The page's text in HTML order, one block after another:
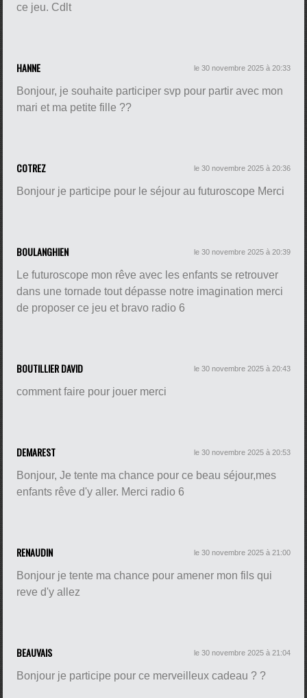
ce jeu. Cdlt
HANNE le 30 novembre 2025 à 20:33
Bonjour, je souhaite participer svp pour partir avec mon
mari et ma petite fille ??
COTREZ le 30 novembre 2025 à 20:36
Bonjour je participe pour le séjour au futuroscope Merci
BOULANGHIEN le 30 novembre 2025 à 20:39
Le futuroscope mon rêve avec les enfants se retrouver
dans une tornade tout dépasse notre imagination merci
de proposer ce jeu et bravo radio 6
BOUTILLIER DAVID le 30 novembre 2025 à 20:43
comment faire pour jouer merci
DEMAREST le 30 novembre 2025 à 20:53
Bonjour, Je tente ma chance pour ce beau séjour,mes
enfants rêve d'y aller. Merci radio 6
RENAUDIN le 30 novembre 2025 à 21:00
Bonjour je tente ma chance pour amener mon fils qui
reve d'y allez
BEAUVAIS le 30 novembre 2025 à 21:04
Bonjour je participe pour ce merveilleux cadeau ? ?